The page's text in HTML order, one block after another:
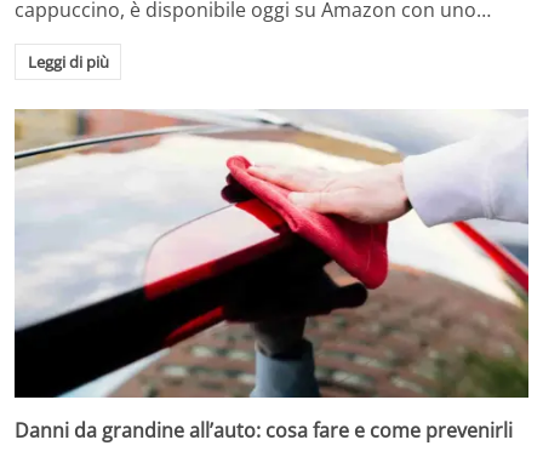
cappuccino, è disponibile oggi su Amazon con uno…
Leggi di più
Danni da grandine all’auto: cosa fare e come prevenirli